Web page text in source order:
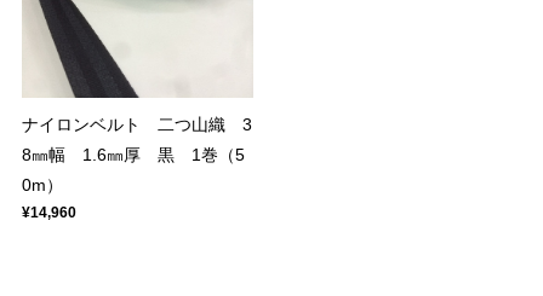
ナイロンベルト 二つ山織 3
8㎜幅 1.6㎜厚 黒 1巻（5
0m）
¥14,960